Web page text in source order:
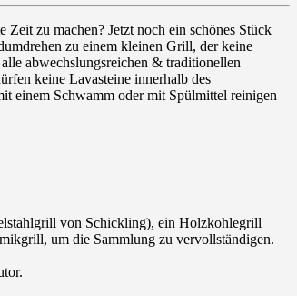
zu machen? Jetzt noch ein schönes Stück
zu einem kleinen Grill, der keine
abwechslungsreichen & traditionellen
keine Lavasteine innerhalb des
einem Schwamm oder mit Spülmittel reinigen
von Schickling), ein Holzkohlegrill
um die Sammlung zu vervollständigen.